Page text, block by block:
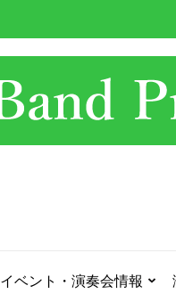
イベント・演奏会情報